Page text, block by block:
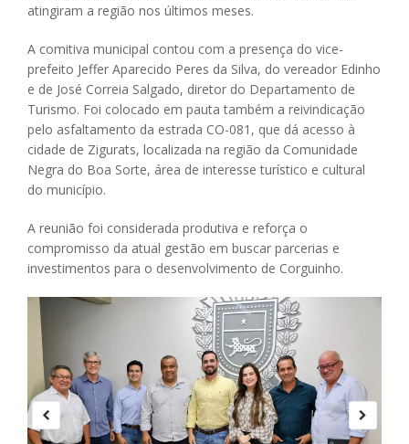
atingiram a região nos últimos meses.
A comitiva municipal contou com a presença do vice-
prefeito Jeffer Aparecido Peres da Silva, do vereador Edinho
e de José Correia Salgado, diretor do Departamento de
Turismo. Foi colocado em pauta também a reivindicação
pelo asfaltamento da estrada CO-081, que dá acesso à
cidade de Zigurats, localizada na região da Comunidade
Negra do Boa Sorte, área de interesse turístico e cultural
do município.
A reunião foi considerada produtiva e reforça o
compromisso da atual gestão em buscar parcerias e
investimentos para o desenvolvimento de Corguinho.